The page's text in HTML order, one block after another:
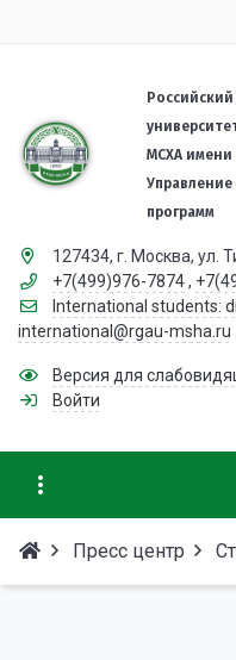
МСХА имени
программ
127434, г. Москва, ул.
+7(499)976-7874 ,
International students:
international@rgau-msha.ru
Версия для
Войти
Пресс центр